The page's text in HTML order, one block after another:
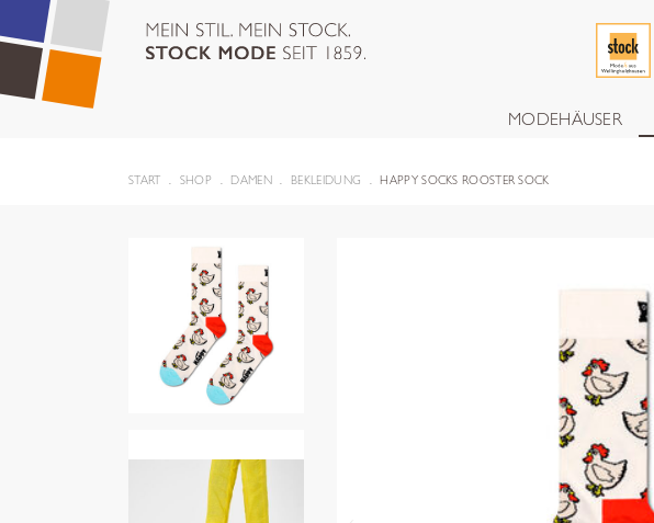
MODEHÄUSER
START SHOP DAMEN BEKLEIDUNG HAPPY SOCKS ROOSTER SOCK